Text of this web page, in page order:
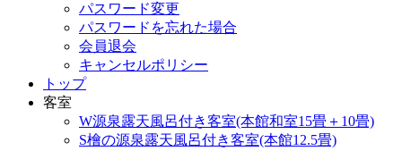
パスワード変更
パスワードを忘れた場合
会員退会
キャンセルポリシー
トップ
客室
W源泉露天風呂付き客室(本館和室15畳＋10畳)
S檜の源泉露天風呂付き客室(本館12.5畳)